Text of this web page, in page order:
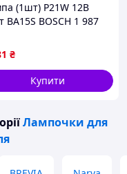
(1шт) P21W 12В
BA15S BOSCH 1 987
₴
Купити
Лампочки для